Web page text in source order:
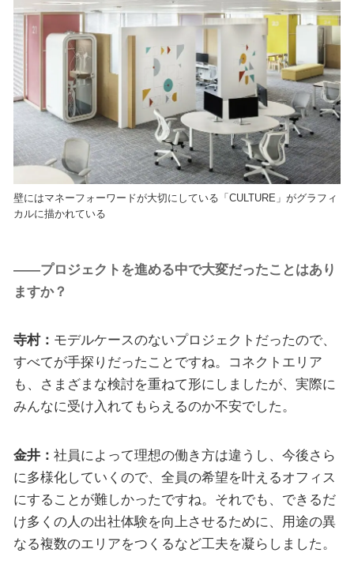
壁にはマネーフォーワードが大切にしている「CULTURE」がグラフィ
カルに描かれている
――プロジェクトを進める中で大変だったことはあり
ますか？
寺村： モデルケースのないプロジェクトだったので、
すべてが手探りだったことですね。コネクトエリア
も、さまざまな検討を重ねて形にしましたが、実際に
みんなに受け入れてもらえるのか不安でした。
金井： 社員によって理想の働き方は違うし、今後さら
に多様化していくので、全員の希望を叶えるオフィス
にすることが難しかったですね。それでも、できるだ
け多くの人の出社体験を向上させるために、用途の異
なる複数のエリアをつくるなど工夫を凝らしました。